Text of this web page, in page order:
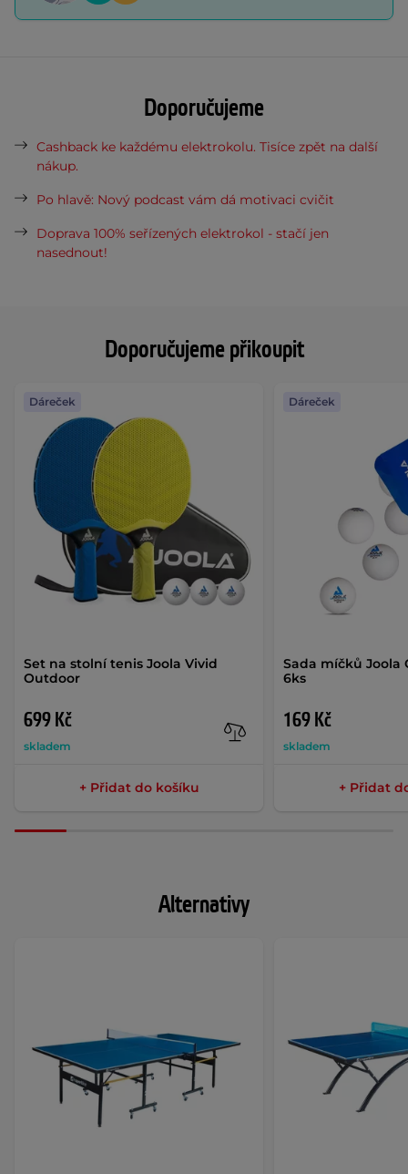
Doporučujeme přikoupit
Set na stolní tenis Joola Vivid
Outdoor
699 Kč
skladem
Dáreček
+ Přidat do košíku
Sada míčků Joola
6ks
169 Kč
skladem
Dáreček
+ Přidat
Doporučujeme
Cashback ke každému elektrokolu. Tisíce zpět na další
nákup.
Po hlavě: Nový podcast vám dá motivaci cvičit
Doprava 100% seřízených elektrokol - stačí jen
nasednout!
Alternativy